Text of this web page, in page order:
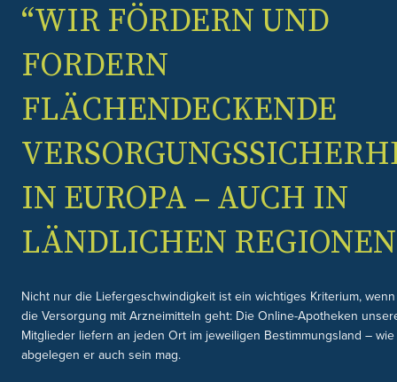
“WIR FÖRDERN UND
FORDERN
FLÄCHENDECKENDE
IN EUROPA – AUCH IN
LÄNDLICHEN
Nicht nur die Liefergeschwindigkeit ist ein wichtiges Kriterium,
die Versorgung mit Arzneimitteln geht: Die Online-Apotheken
Mitglieder liefern an jeden Ort im jeweiligen Bestimmungsland – wie
abgelegen er auch sein mag.